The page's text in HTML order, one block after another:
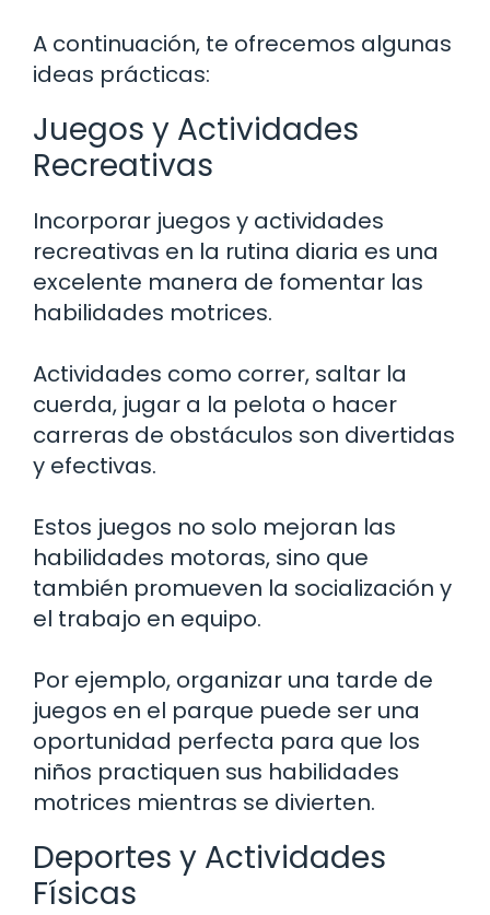
A continuación, te ofrecemos algunas
ideas prácticas:
Juegos y Actividades
Recreativas
Incorporar juegos y actividades
recreativas en la rutina diaria es una
excelente manera de fomentar las
habilidades motrices.
Actividades como correr, saltar la
cuerda, jugar a la pelota o hacer
carreras de obstáculos son divertidas
y efectivas.
Estos juegos no solo mejoran las
habilidades motoras, sino que
también promueven la socialización y
el trabajo en equipo.
Por ejemplo, organizar una tarde de
juegos en el parque puede ser una
oportunidad perfecta para que los
niños practiquen sus habilidades
motrices mientras se divierten.
Deportes y Actividades
Físicas